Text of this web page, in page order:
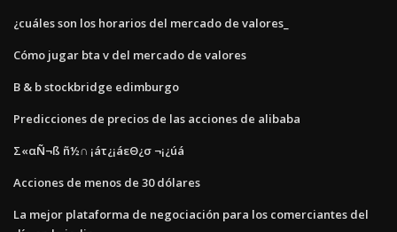
¿cuáles son los horarios del mercado de valores_
Cómo jugar bta v del mercado de valores
B & b stockbridge edimburgo
Predicciones de precios de las acciones de alibaba
Σ«αÑ¬ß ñ½∩ ¡áτ¿¡áεΘ¿σ ¬¡¿úá
Acciones de menos de 30 dólares
La mejor plataforma de negociación para los comerciantes del